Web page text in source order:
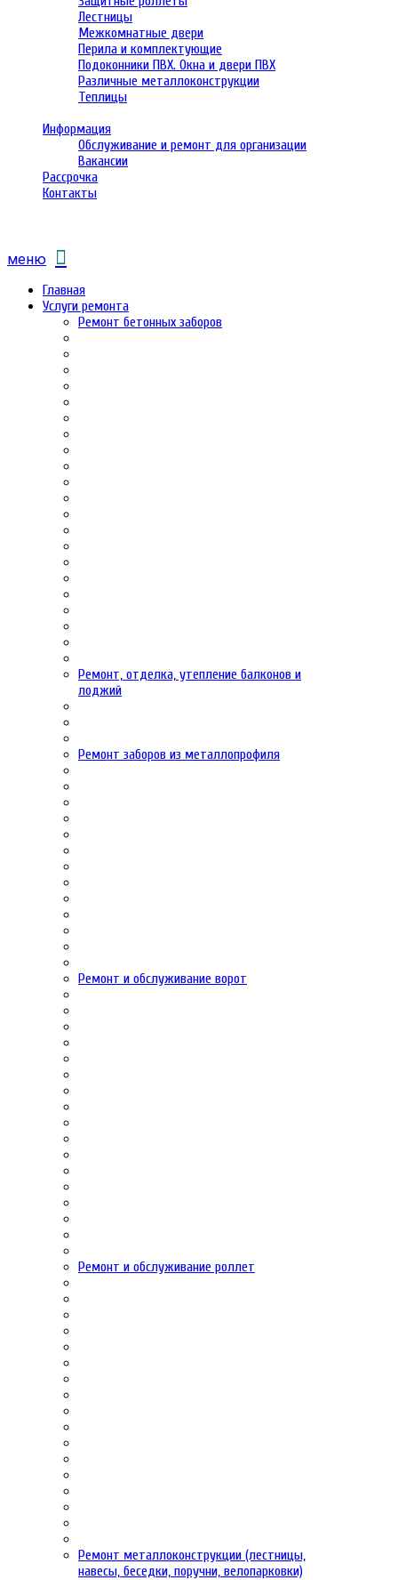
Лестницы
Межкомнатные двери
Перила и комплектующие
Подоконники ПВХ. Окна и двери ПВХ
Различные металлоконструкции
Теплицы
Информация
Обслуживание и ремонт для организации
Вакансии
Рассрочка
Контакты
меню
Главная
Услуги ремонта
Ремонт бетонных заборов
Ремонт, отделка, утепление балконов и
лоджий
Ремонт заборов из металлопрофиля
Ремонт и обслуживание ворот
Ремонт и обслуживание роллет
Ремонт металлоконструкции (лестницы,
навесы, беседки, поручни, велопарковки)